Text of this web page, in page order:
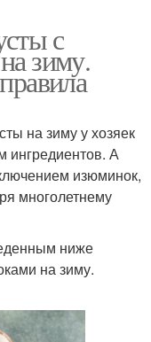
с
зиму.
на зиму у хозяек
ингредиентов. А
изюминок,
многолетнему
ниже
на зиму.